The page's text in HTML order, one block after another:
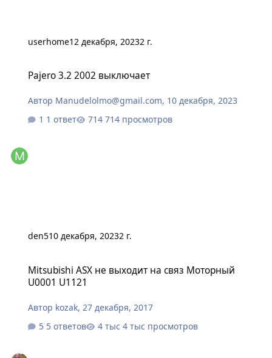
userhome12 декабря, 20232 г.
Pajero 3.2 2002 выключает
Автор Manudelolmo@gmail.com, 10 декабря, 2023
1 ответ
714 просмотров
den510 декабря, 20232 г.
Mitsubishi ASX не выходит на связ Моторный
U0001 U1121
Автор kozak,27 декабря, 2017
5 ответов
4 тыс просмотров